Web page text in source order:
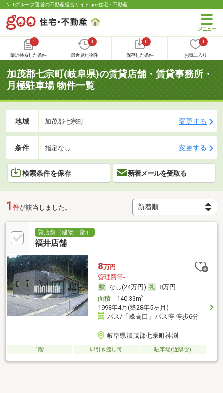
NTTグループ運営の不動産総合サイト goo住宅・不動産
1
最近検索した条件
0
最近見た物件
0
保存した条件
0
お気に入り
加茂郡七宗町(岐阜県)の賃貸店舗・賃貸事務所・
月極駐車場 物件一覧
地域 加茂郡七宗町 変更する
条件 指定なし 変更する
検索条件を保存 新着メールを受取る
1 件が該当しました。
貸店舗（建物一部）
福井店舗
8万円
管理費等-
なし(24万円)
8万円
面積140.33m2
1998年4月(築28年5ヶ月)
バス/「峰高口」バス停 停歩6分
岐阜県加茂郡七宗町神渕
1階 即引き渡し可 駐車場(近隣含)